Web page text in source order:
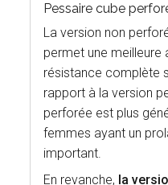
Pessaire cube
La version non
permet une meilleure
résistance complète
rapport à la version
perforée est plus
femmes ayant un
important.
En revanche, la